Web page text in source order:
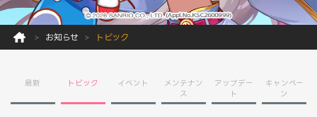
お知らせ トピック
最新 トピック イベント
メンテナン
ス
アップデー
ト
キャンペー
ン